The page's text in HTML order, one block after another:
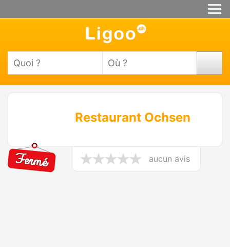
Restaurant Ochsen
aucun avis